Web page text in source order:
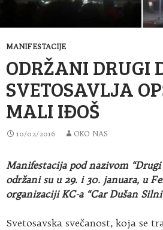
MANIFESTACIJE
ODRŽANI DRUGI
SVETOSAVLJA
MALI IĐOŠ
10/02/2016 OKO NAS
Manifestacija pod nazivom “Drugi
održani su u 29. i 30. januara, u
organizaciji KC-a “Car Dušan
Svetosavska svečanost, koja se